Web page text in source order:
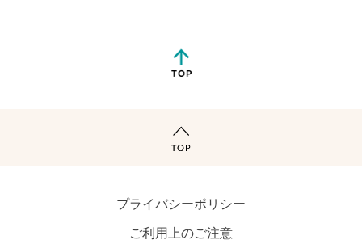
プライバシーポリシー
ご利用上のご注意